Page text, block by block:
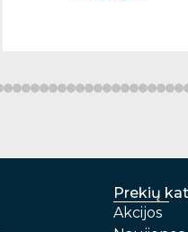
Prekių
Akcijos